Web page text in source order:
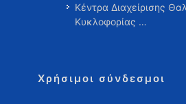
Κέντρα Διαχείρισης
Κυκλοφορίας …
Χρήσιμοι σύνδεσμοι